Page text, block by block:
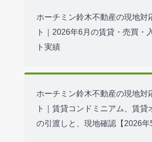
ホーチミン鈴木不動産の現地対
ト｜2026年6月の賃貸・売買・
ト実績
ホーチミン鈴木不動産の現地対
ト｜賃貸コンドミニアム、賃貸
の引渡しと、現地確認【2026年